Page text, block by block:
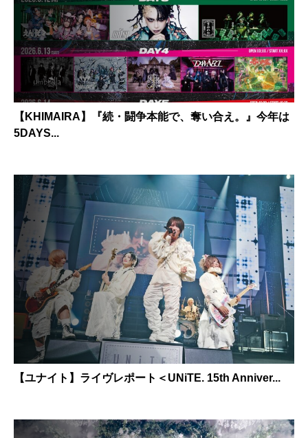
【KHIMAIRA】『続・闘争本能で、奪い合え。』今年は
5DAYS...
【ユナイト】ライヴレポート＜UNiTE. 15th Anniver...